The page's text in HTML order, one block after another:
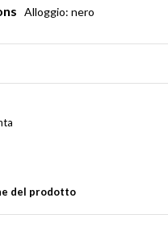
Alloggio: nero
del prodotto